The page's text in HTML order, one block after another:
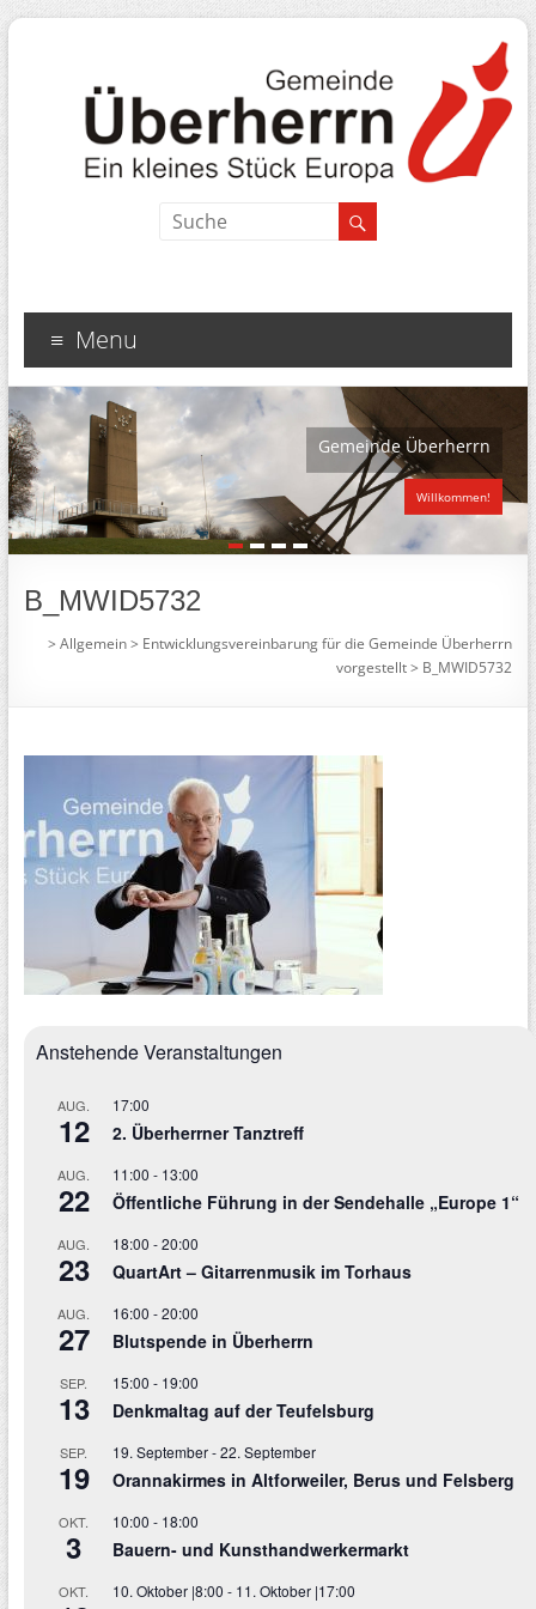
Menu
Gemeinde Überherrn
Willkommen!
1 2 3 4
B_MWID5732
>Allgemein> Entwicklungsvereinbarung für die Gemeinde Überherrn
vorgestellt> B_MWID5732
Anstehende Veranstaltungen
AUG.
12
17:00
2. Überherrner Tanztreff
AUG.
22
11:00 - 13:00
Öffentliche Führung in der Sendehalle „Europe 1“
AUG.
23
18:00 -20:00
QuartArt – Gitarrenmusik im Torhaus
AUG.
27
16:00 -20:00
Blutspende in Überherrn
SEP.
13
15:00 - 19:00
Denkmaltag auf der Teufelsburg
SEP.
19
19. September-22. September
Orannakirmes in Altforweiler, Berus und Felsberg
OKT.
3
10:00 - 18:00
Bauern- und Kunsthandwerkermarkt
OKT. 10. Oktober |8:00 - 11. Oktober |17:00